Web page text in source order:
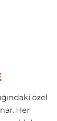
özel
Her